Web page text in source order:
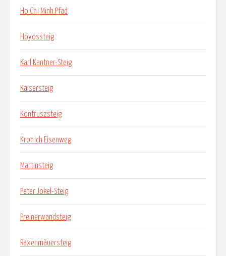
Ho Chi Minh Pfad
Hoyossteig
Karl Kantner-Steig
Kaisersteig
Kontruszsteig
Kronich Eisenweg
Martinsteig
Peter Jokel-Steig
Preinerwandsteig
Raxenmäuersteig